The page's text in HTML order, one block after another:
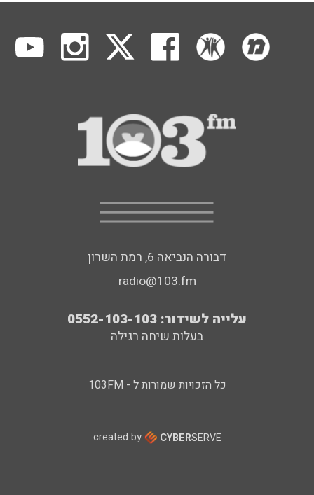
דבורה הנביאה 6, רמת השרון
radio@103.fm
עלייה לשידור: 0552-103-103
בעלות שיחה רגילה
כל הזכויות שמורות ל - 103FM
created by CYBERSERVE